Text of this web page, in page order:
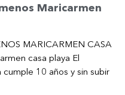
Maricarmen
MARICARMEN CASA
casa playa El
10 años y sin subir